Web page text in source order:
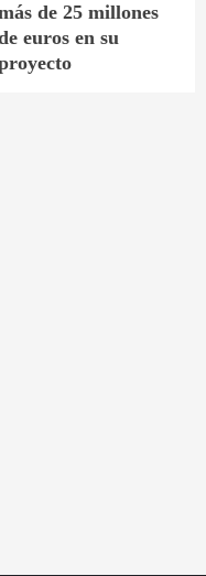
de 25 millones
euros en su